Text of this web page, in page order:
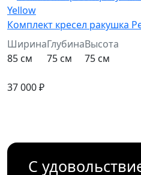
Комплект кресел ракушка
Ширина
85 см
Глубина
75 см
Высота
75 см
37 000 ₽
С